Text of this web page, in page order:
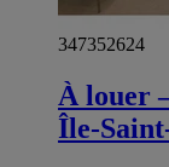
347352624
À louer
Île-